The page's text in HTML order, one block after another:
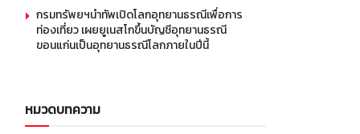
กรมทรัพยฯนำทัพเปิดโลกอุทยานธรณีเพื่อการ
ท่องเที่ยว เผยยูเนสโกขึ้นบัญชีอุทยานธรณี
ขอนแก่นเป็นอุทยานธรณีโลกภายในปีนี้
หมวดบทความ